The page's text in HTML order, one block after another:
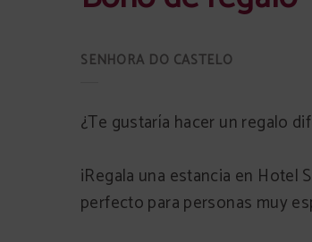
¿Te gustaría hacer un regalo
¡Regala una estancia en Hotel
perfecto para personas muy